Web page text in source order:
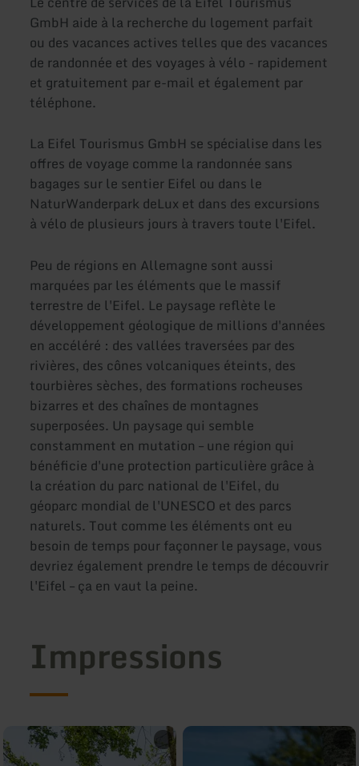
GmbH aide à la recherche du logement parfait
ou des vacances actives telles que des vacances
de randonnée et des voyages à vélo - rapidement
et gratuitement par e-mail et également par
téléphone.
La Eifel Tourismus GmbH se spécialise dans les
offres de voyage comme la randonnée sans
bagages sur le sentier Eifel ou dans le
NaturWanderpark deLux et dans des excursions
à vélo de plusieurs jours à travers toute l'Eifel.
Peu de régions en Allemagne sont aussi
marquées par les éléments que le massif
terrestre de l'Eifel. Le paysage reflète le
développement géologique de millions d'années
en accéléré : des vallées traversées par des
rivières, des cônes volcaniques éteints, des
tourbières sèches, des formations rocheuses
bizarres et des chaînes de montagnes
superposées. Un paysage qui semble
constamment en mutation – une région qui
bénéficie d'une protection particulière grâce à
la création du parc national de l'Eifel, du
géoparc mondial de l'UNESCO et des parcs
naturels. Tout comme les éléments ont eu
besoin de temps pour façonner le paysage, vous
devriez également prendre le temps de découvrir
l'Eifel – ça en vaut la peine.
Impressions